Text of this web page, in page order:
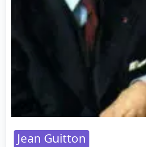
Jean Guitton